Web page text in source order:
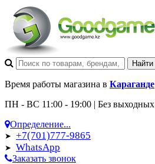
Время работы магазина в Караганде
ПН - ВС 11:00 - 19:00 | Без выходных
Определение...
➤ +7(701)777-9865
➤ WhatsApp
Заказать звонок